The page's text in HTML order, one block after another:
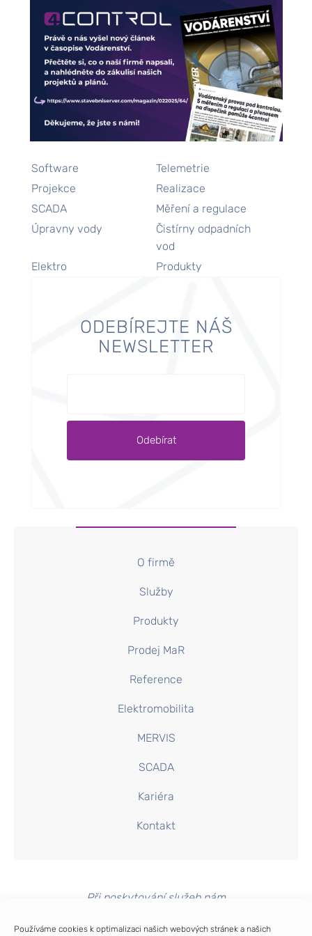
Používáme cookies k optimalizaci našich webových stránek a našich
Zpět na reference
DALŠÍ SLUŽBY
Software
Telemetrie
Projekce
Realizace
SCADA
Měření a regulace
Úpravny vody
Čistírny odpadních
vod
Elektro
Produkty
ODEBÍREJTE NÁŠ
NEWSLETTER
O firmě
Služby
Produkty
Prodej MaR
Reference
Elektromobilita
MERVIS
SCADA
Kariéra
Kontakt
Při poskytování služeb nám
Používáním webu vyjadřujete